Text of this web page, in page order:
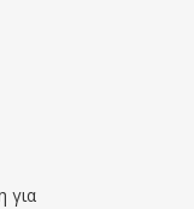
για